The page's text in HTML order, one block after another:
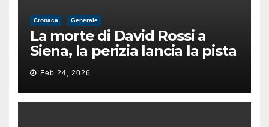
Cronaca Generale
La morte di David Rossi a
Siena, la perizia lancia la pista
di un’intimidazione finita
male
Feb 24, 2026